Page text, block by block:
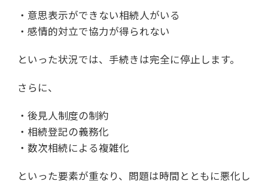
・意思表示ができない相続人がいる
・感情的対立で協力が得られない
といった状況では、手続きは完全に停止します。
さらに、
・後見人制度の制約
・相続登記の義務化
・数次相続による複雑化
といった要素が重なり、問題は時間とともに悪化し